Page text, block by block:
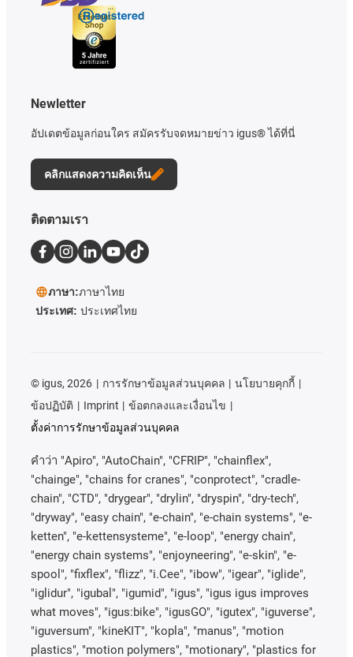
Newletter
อัปเดตข้อมูลก่อนใคร สมัครรับจดหมายข่าว igus® ได้ที่นี่
คลิกแสดงความคิดเห็น
ติดตามเรา
ภาษา:ภาษาไทย
ประเทศ: ประเทศไทย
© igus, 2026 การรักษาข้อมูลส่วนบุคคล
นโยบายคุกกี้
ข้อปฏิบัติ
Imprint
ข้อตกลงและเงื่อนไข
ตั้งค่าการรักษาข้อมูลส่วนบุคคล
คําว่า "Apiro", "AutoChain", "CFRIP", "chainflex",
"chainge", "chains for cranes", "conprotect", "cradle-
chain", "CTD", "drygear", "drylin", "dryspin", "dry-tech",
"dryway", "easy chain", "e-chain", "e-chain systems", "e-
ketten", "e-kettensysteme", "e-loop", "energy chain",
"energy chain systems", "enjoyneering", "e-skin", "e-
spool", "fixflex", "flizz", "i.Cee", "ibow", "igear", "iglide",
"iglidur", "igubal", "igumid", "igus", "igus igus improves
what moves", "igus:bike", "igusGO", "igutex", "iguverse",
"iguversum", "kineKIT", "kopla", "manus", "motion
plastics", "motion polymers", "motionary", "plastics for